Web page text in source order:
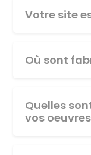
Votre site
Où sont
Quelles
vos